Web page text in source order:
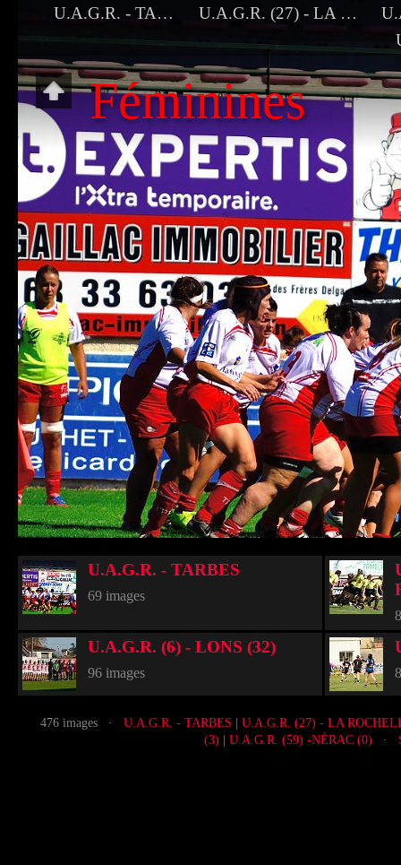
U.A.G.R. - TARBES U.A.G.R. (27) - LA ROCHELLE (12)
Féminines
U.A.G.R. - TARBES
69 images
U.A.G.R. (6) - LONS (32)
96 images
476 images · U.A.G.R. - TARBES | U.A.G.R. (27) - LA
(3) | U.A.G.R. (59) -NÉRAC (0) ·